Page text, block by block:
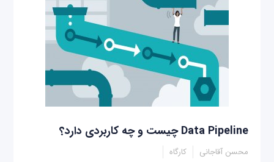
Data Pipeline چیست و چه کاربردی دارد؟
محسن آقاجانی کارگاه